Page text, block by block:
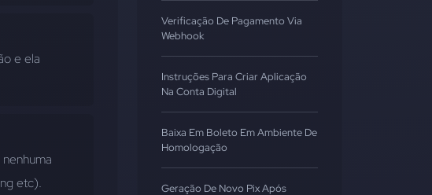
e ela
etc).
Verificação De Pagamento Via
Webhook
Instruções Para Criar Aplicação
Na Conta Digital
Baixa Em Boleto Em Ambiente De
Homologação
Geração De Novo Pix Após